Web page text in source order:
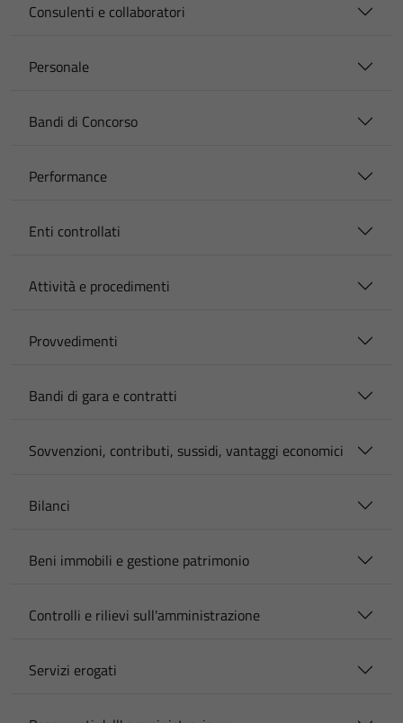
Consulenti e collaboratori
Personale
Bandi di Concorso
Performance
Enti controllati
Attività e procedimenti
Provvedimenti
Bandi di gara e contratti
Sovvenzioni, contributi, sussidi, vantaggi economici
Bilanci
Beni immobili e gestione patrimonio
Controlli e rilievi sull'amministrazione
Servizi erogati